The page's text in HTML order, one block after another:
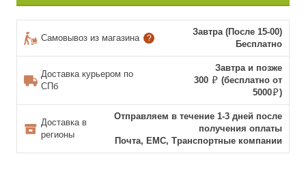
Самовывоз из магазина ?
Завтра (После 15-00)
Бесплатно
Доставка курьером по
СПб
Завтра и позже
300
(бесплатно от
5000
)
Доставка в
регионы
Отправляем в течение 1-3 дней после
получения оплаты
Почта, ЕМС, Транспортные компании